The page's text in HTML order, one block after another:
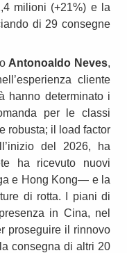
milioni (+21%) e la
di 29 consegne
Antonoaldo Neves,
cliente
hanno determinato i
per le classi
robusta; il load factor
del 2026, ha
ha ricevuto nuovi
e Hong Kong— e la
di rotta. I piani di
in Cina, nel
proseguire il rinnovo
consegna di altri 20